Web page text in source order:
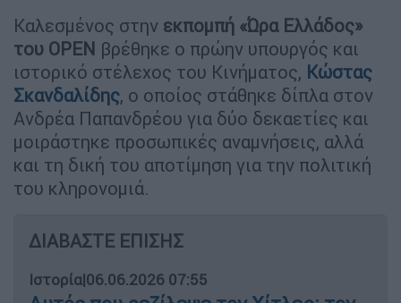
Καλεσμένος στην εκπομπή «Ώρα Ελλάδος»
του OPEN βρέθηκε ο πρώην υπουργός και
ιστορικό στέλεχος του Κινήματος, Κώστας
Σκανδαλίδης, ο οποίος στάθηκε δίπλα στον
Ανδρέα Παπανδρέου για δύο δεκαετίες και
μοιράστηκε προσωπικές αναμνήσεις, αλλά
και τη δική του αποτίμηση για την πολιτική
του κληρονομιά.
ΔΙΑΒΑΣΤΕ ΕΠΙΣΗΣ
Ιστορία|06.06.2026 07:55